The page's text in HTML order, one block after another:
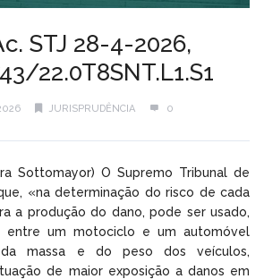
STJ 28-4-2026,
22.0T8SNT.L1.S1
JURISPRUDÊNCIA 0
Sottomayor) O Supremo Tribunal de
«na determinação do risco de cada
a produção do dano, pode ser usado,
entre um motociclo e um automóvel
massa e do peso dos veículos,
de maior exposição a danos em